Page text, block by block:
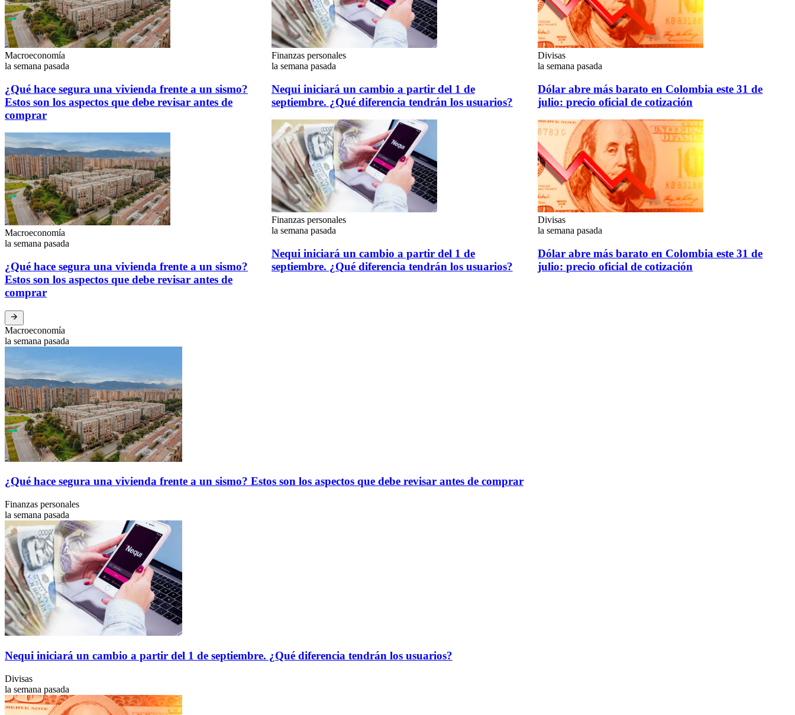
Macroeconomía
la semana pasada
¿Qué hace segura una vivienda frente a un sismo?
Estos son los aspectos que debe revisar antes de
comprar
Macroeconomía
la semana pasada
¿Qué hace segura una vivienda frente a un sismo?
Estos son los aspectos que debe revisar antes de
comprar
Finanzas personales
la semana pasada
Nequi iniciará un cambio a partir del 1 de
septiembre. ¿Qué diferencia tendrán los usuarios?
Finanzas personales
la semana pasada
Nequi iniciará un cambio a partir del 1 de
septiembre. ¿Qué diferencia tendrán los usuarios?
Divisas
la semana pasada
Dólar abre más barato en Colombia este 31 de
julio: precio oficial de cotización
Divisas
la semana pasada
Dólar abre más barato en Colombia este 31 de
julio: precio oficial de cotización
Macroeconomía
la semana pasada
¿Qué hace segura una vivienda frente a un sismo? Estos son los aspectos que debe revisar antes de comprar
Finanzas personales
la semana pasada
Nequi iniciará un cambio a partir del 1 de septiembre. ¿Qué diferencia tendrán los usuarios?
Divisas
la semana pasada